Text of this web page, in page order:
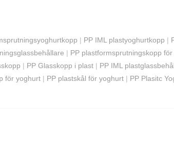
| PP IML plastyoghurtkopp |
| PP plastformsprutningskopp
| PP Glasskopp i plast | PP IML
för yoghurt | PP plastskål för yoghurt | PP Plasitc